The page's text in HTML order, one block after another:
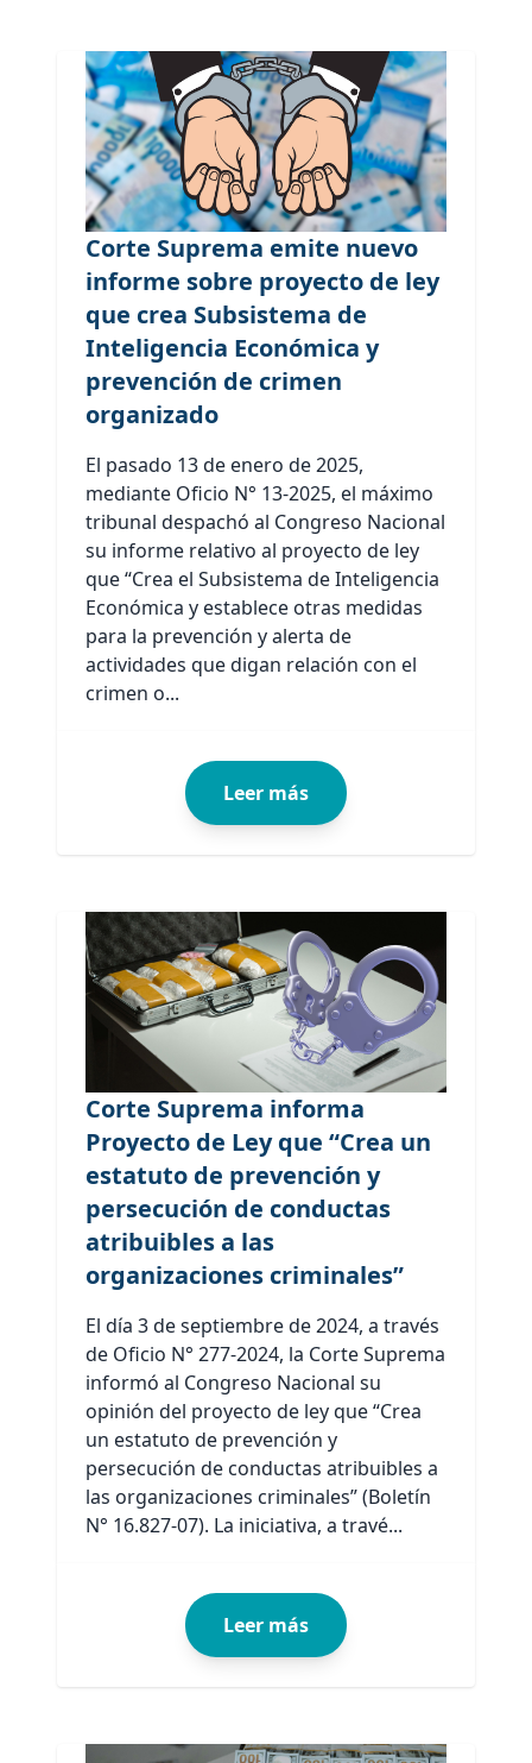
Corte Suprema emite nuevo
informe sobre proyecto de ley
que crea Subsistema de
Inteligencia Económica y
prevención de crimen
organizado
El pasado 13 de enero de 2025,
mediante Oficio N° 13-2025, el máximo
tribunal despachó al Congreso Nacional
su informe relativo al proyecto de ley
que “Crea el Subsistema de Inteligencia
Económica y establece otras medidas
para la prevención y alerta de
actividades que digan relación con el
crimen o...
Leer más
Corte Suprema informa
Proyecto de Ley que “Crea un
estatuto de prevención y
persecución de conductas
atribuibles a las
organizaciones criminales”
El día 3 de septiembre de 2024, a través
de Oficio N° 277-2024, la Corte Suprema
informó al Congreso Nacional su
opinión del proyecto de ley que “Crea
un estatuto de prevención y
persecución de conductas atribuibles a
las organizaciones criminales” (Boletín
N° 16.827-07). La iniciativa, a travé...
Leer más